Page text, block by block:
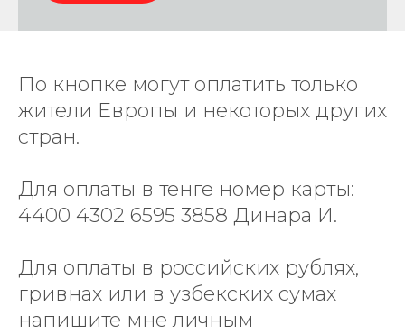
По кнопке могут оплатить только
жители Европы и некоторых других
стран.
Для оплаты в тенге номер карты:
4400 4302 6595 3858 Динара И.
Для оплаты в российских рублях,
гривнах или в узбекских сумах
напишите мне личным